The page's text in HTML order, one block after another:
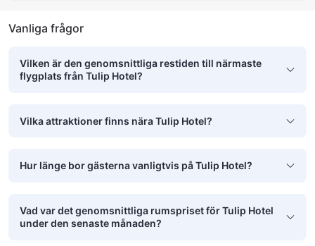
Vanliga frågor
Vilken är den genomsnittliga restiden till närmaste
flygplats från Tulip Hotel?
Vilka attraktioner finns nära Tulip Hotel?
Hur länge bor gästerna vanligtvis på Tulip Hotel?
Vad var det genomsnittliga rumspriset för Tulip Hotel
under den senaste månaden?